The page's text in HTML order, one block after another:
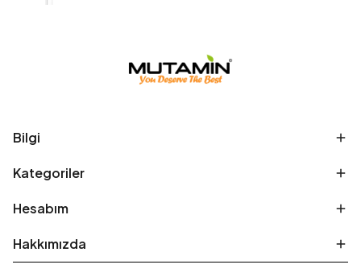
Bilgi
Kategoriler
Hesabım
Hakkımızda